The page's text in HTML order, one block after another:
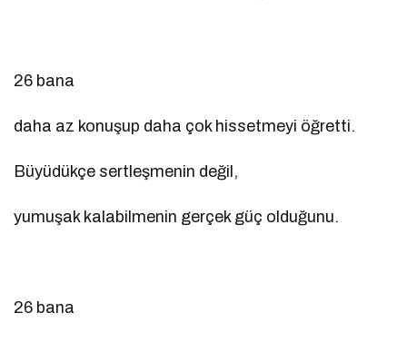
26 bana
daha az konuşup daha çok hissetmeyi öğretti.
Büyüdükçe sertleşmenin değil,
yumuşak kalabilmenin gerçek güç olduğunu.
26 bana